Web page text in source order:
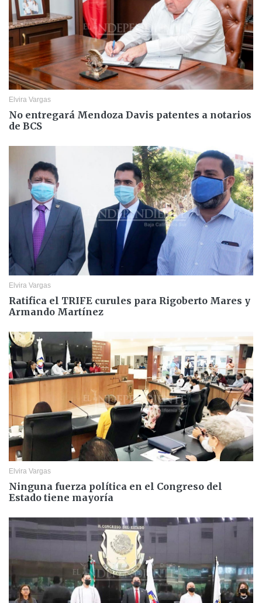
Elvira Vargas
No entregará Mendoza Davis patentes a notarios
de BCS
Elvira Vargas
Ratifica el TRIFE curules para Rigoberto Mares y
Armando Martínez
Elvira Vargas
Ninguna fuerza política en el Congreso del
Estado tiene mayoría